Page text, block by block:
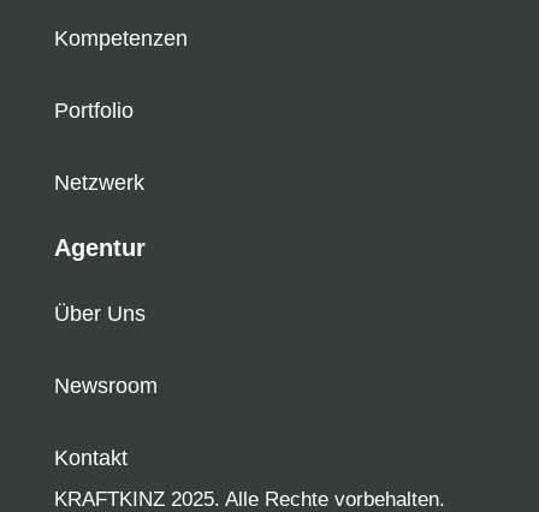
Kompetenzen
Portfolio
Netzwerk
Agentur
Über Uns
Newsroom
Kontakt
KRAFTKINZ 2025. Alle Rechte vorbehalten.